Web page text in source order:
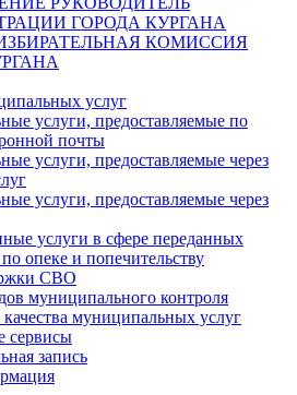
ГОРОДА КУРГАНА
КОМИССИЯ
услуг
услуги, предоставляемые по
почты
услуги, предоставляемые через
услуги, предоставляемые через
услуги в сфере переданных
опеке и попечительству
СВО
муниципального контроля
муниципальных услуг
сервисы
запись